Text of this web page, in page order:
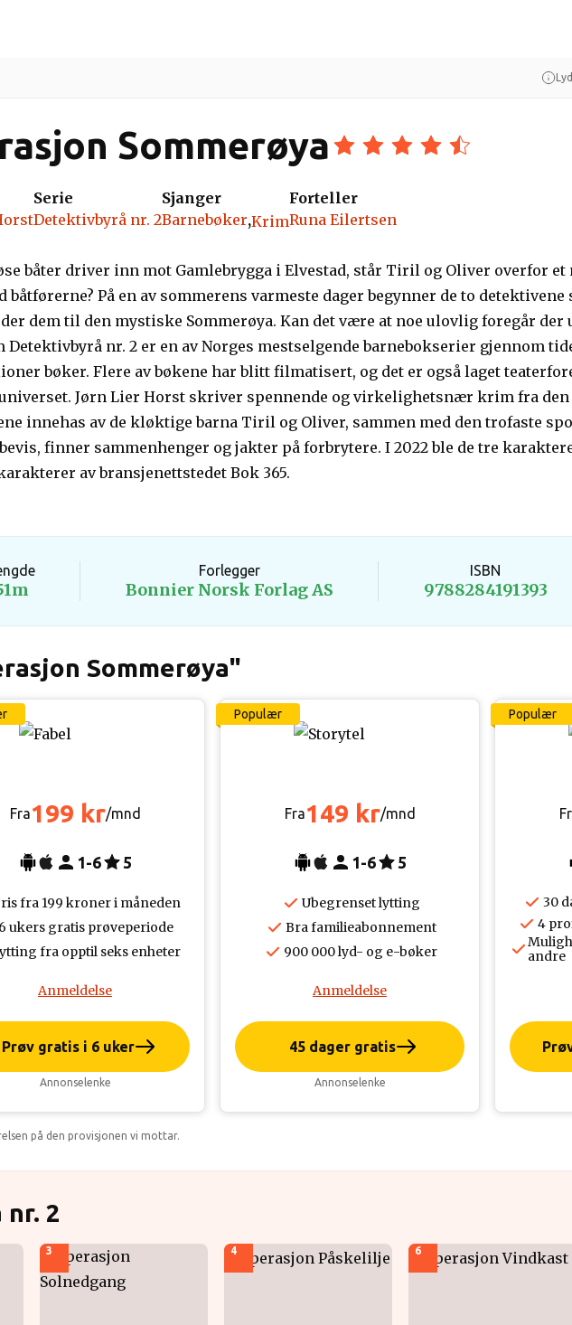
Sommerøya
Serie
Detektivbyrå nr. 2
Sjanger
Barnebøker,Krim
Forteller
Runa Eilertsen
båter driver inn mot Gamlebrygga i Elvestad, står Tiril og Oliver overfor et
båtførerne? På en av sommerens varmeste dager begynner de to
dem til den mystiske Sommerøya. Kan det være at noe ulovlig foregår der
Detektivbyrå nr. 2 er en av Norges mestselgende barnebokserier gjennom
bøker. Flere av bøkene har blitt filmatisert, og det er også laget
Jørn Lier Horst skriver spennende og virkelighetsnær krim fra den
innehas av de kløktige barna Tiril og Oliver, sammen med den trofaste
finner sammenhenger og jakter på forbrytere. I 2022 ble de tre
av bransjenettstedet Bok 365.
Forlegger
Bonnier Norsk Forlag AS
ISBN
9788284191393
Sommerøya"
Fra199 kr/mnd
1-6 5
fra 199 kroner i måneden
6 ukers gratis prøveperiode
fra opptil seks enheter
Anmeldelse
Prøv gratis i 6 uker
Annonselenke
Populær
Fra149 kr/mnd
1-6 5
Ubegrenset lytting
Bra familieabonnement
900 000 lyd- og e-bøker
Anmeldelse
45 dager gratis
Annonselenke
Populær
30
4
andre
på den provisjonen vi mottar.
2
3 4 6